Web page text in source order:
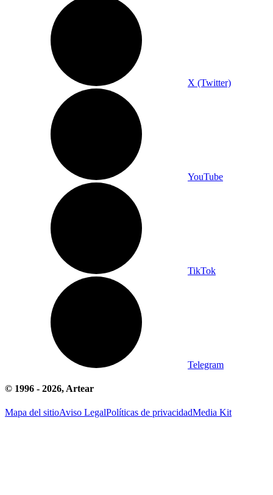
X (Twitter)
YouTube
TikTok
Telegram
© 1996 - 2026, Artear
Mapa del sitioAviso LegalPolíticas de privacidadMedia Kit